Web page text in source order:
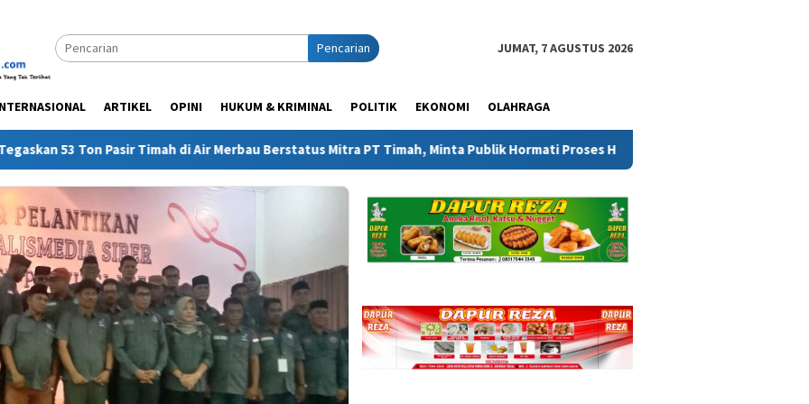
Pencarian JUMAT, 7 AGUSTUS 2026
ARTIKEL OPINI HUKUM & KRIMINAL POLITIK EKONOMI OLAHRAGA
Ton Pasir Timah di Air Merbau Berstatus Mitra PT Timah, Minta Publik Hormati Proses Hukum